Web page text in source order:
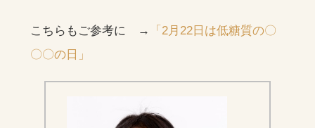
こちらもご参考に →
「2月22日は低糖質の〇
〇〇の日」